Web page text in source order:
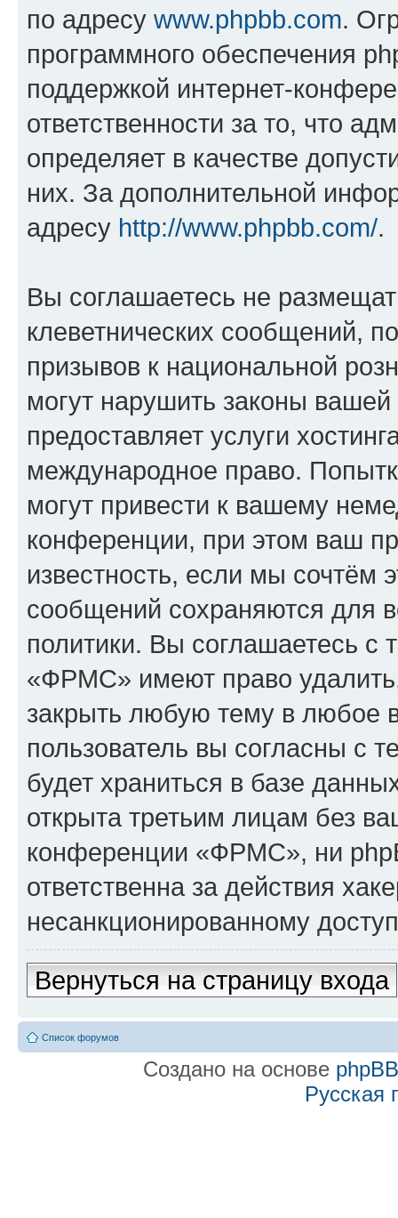
по адресу www.phpbb.com.
программного обеспечения
поддержкой интернет-
ответственности за то, что
определяет в качестве
них. За дополнительной
адресу http://www.phpbb.com/.
Вы соглашаетесь не
клеветнических сообщений,
призывов к национальной
могут нарушить законы
предоставляет услуги
международное право.
могут привести к вашему
конференции, при этом ваш
известность, если мы сочтём
сообщений сохраняются для
политики. Вы соглашаетесь
«ФРМС» имеют право
закрыть любую тему в любое
пользователь вы согласны с
будет храниться в базе
открыта третьим лицам без
конференции «ФРМС», ни
ответственна за действия
несанкционированному
Вернуться на страницу входа
Список форумов
Создано на основе phpBB
Русская